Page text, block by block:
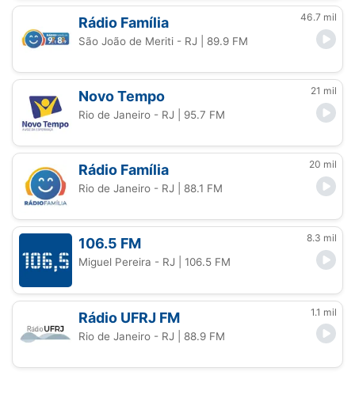
Rádio Família 46.7 mil
São João de Meriti - RJ | 89.9 FM
Novo Tempo 21 mil
Rio de Janeiro - RJ | 95.7 FM
Rádio Família 20 mil
Rio de Janeiro - RJ | 88.1 FM
106.5 FM 8.3 mil
Miguel Pereira - RJ | 106.5 FM
Rádio UFRJ FM 1.1 mil
Rio de Janeiro - RJ | 88.9 FM